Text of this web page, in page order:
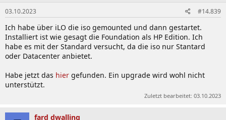
03.10.2023 #14.839
Ich habe über iLO die iso gemounted und dann gestartet.
Installiert ist wie gesagt die Foundation als HP Edition. Ich
habe es mit der Standard versucht, da die iso nur Stantard
oder Datacenter anbietet.
Habe jetzt das hier gefunden. Ein upgrade wird wohl nicht
unterstützt.
Zuletzt bearbeitet: 03.10.2023
fard dwalling